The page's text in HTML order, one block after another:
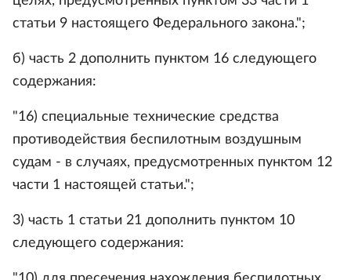
статьи 9 настоящего Федерального закона.";
б) часть 2 дополнить пунктом 16 следующего
содержания:
"16) специальные технические средства
противодействия беспилотным воздушным
судам - в случаях, предусмотренных пунктом 12
части 1 настоящей статьи.";
3) часть 1 статьи 21 дополнить пунктом 10
следующего содержания: